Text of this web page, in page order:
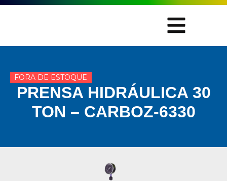
FORA DE ESTOQUE
PRENSA HIDRÁULICA 30
TON – CARBOZ-6330